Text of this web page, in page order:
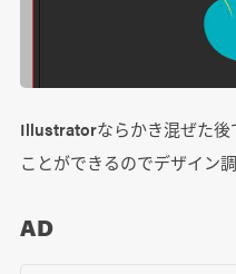
Illustratorならかき混ぜた後
ことができるのでデザイン
AD